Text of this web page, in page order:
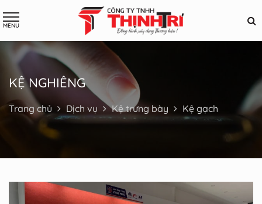
KỆ NGHIÊNG
Trang chủ Dịch vụ Kệ trưng bày Kệ gạch